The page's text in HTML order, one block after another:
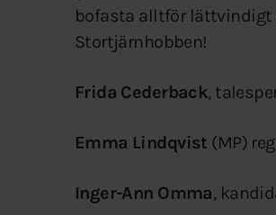
bofasta alltför lättvindigt
Stortjärnhobben!
Frida Cederback,
Emma Lindqvist (MP)
Inger-Ann Omma,